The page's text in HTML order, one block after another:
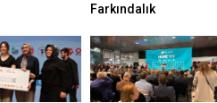
Farkındalık
Köy